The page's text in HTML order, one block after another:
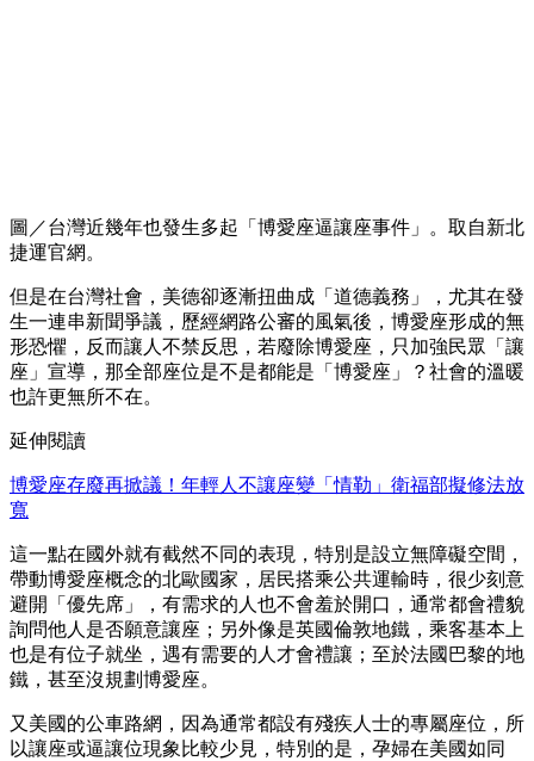
圖／台灣近幾年也發生多起「博愛座逼讓座事件」。取自新北
捷運官網。
但是在台灣社會，美德卻逐漸扭曲成「道德義務」，尤其在發
生一連串新聞爭議，歷經網路公審的風氣後，博愛座形成的無
形恐懼，反而讓人不禁反思，若廢除博愛座，只加強民眾「讓
座」宣導，那全部座位是不是都能是「博愛座」？社會的溫暖
也許更無所不在。
延伸閱讀
博愛座存廢再掀議！年輕人不讓座變「情勒」衛福部擬修法放
寬
這一點在國外就有截然不同的表現，特別是設立無障礙空間，
帶動博愛座概念的北歐國家，居民搭乘公共運輸時，很少刻意
避開「優先席」，有需求的人也不會羞於開口，通常都會禮貌
詢問他人是否願意讓座；另外像是英國倫敦地鐵，乘客基本上
也是有位子就坐，遇有需要的人才會禮讓；至於法國巴黎的地
鐵，甚至沒規劃博愛座。
又美國的公車路網，因為通常都設有殘疾人士的專屬座位，所
以讓座或逼讓位現象比較少見，特別的是，孕婦在美國如同